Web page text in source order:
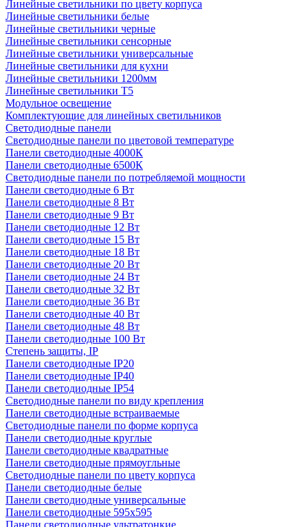
Линейные светильники по цвету корпуса
Линейные светильники белые
Линейные светильники черные
Линейные светильники сенсорные
Линейные светильники универсальные
Линейные светильники для кухни
Линейные светильники 1200мм
Линейные светильники Т5
Модульное освещение
Комплектующие для линейных светильников
Светодиодные панели
Светодиодные панели по цветовой температуре
Панели светодиодные 4000К
Панели светодиодные 6500К
Светодиодные панели по потребляемой мощности
Панели светодиодные 6 Вт
Панели светодиодные 8 Вт
Панели светодиодные 9 Вт
Панели светодиодные 12 Вт
Панели светодиодные 15 Вт
Панели светодиодные 18 Вт
Панели светодиодные 20 Вт
Панели светодиодные 24 Вт
Панели светодиодные 32 Вт
Панели светодиодные 36 Вт
Панели светодиодные 40 Вт
Панели светодиодные 48 Вт
Панели светодиодные 100 Вт
Степень защиты, IP
Панели светодиодные IP20
Панели светодиодные IP40
Панели светодиодные IP54
Светодиодные панели по виду крепления
Панели светодиодные встраиваемые
Светодиодные панели по форме корпуса
Панели светодиодные круглые
Панели светодиодные квадратные
Панели светодиодные прямоугльные
Светодиодные панели по цвету корпуса
Панели светодиодные белые
Панели светодиодные универсальные
Панели светодиодные 595х595
Панели светодиодные ультратонкие